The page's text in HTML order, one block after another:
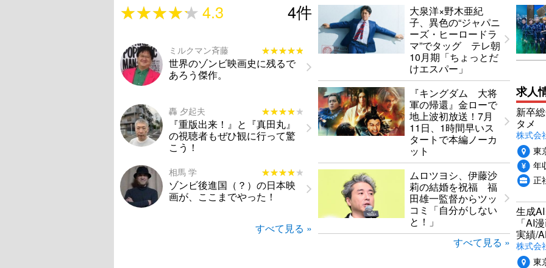
★★★★★
★★★★★4.3 4件
ミルクマン斉藤 ★★★★★
★★★★★
世界のゾンビ映画史に残るで
あろう傑作。
轟 夕起夫 ★★★★★
★★★★★
『重版出来！』と『真田丸』
の視聴者もぜひ観に行って驚
こう！
相馬 学 ★★★★★
★★★★★
ゾンビ後進国（？）の日本映
画が、ここまでやった！
すべて見る »
大泉洋×野木亜紀
子、異色の“ジャパニ
ーズ・ヒーロードラ
マ”でタッグ テレ朝
10月期「ちょっとだ
けエスパー」
『キングダム 大将
軍の帰還』金ローで
地上波初放送！7月
11日、1時間早いス
タートで本編ノーカ
ット
ムロツヨシ、伊藤沙
莉の結婚を祝福 福
田雄一監督からツッ
コミ「自分がしない
と！」
すべて見る »
求人
新卒
タメ
株式会
東
年
正
生成
「AI
実績/
株式会
東